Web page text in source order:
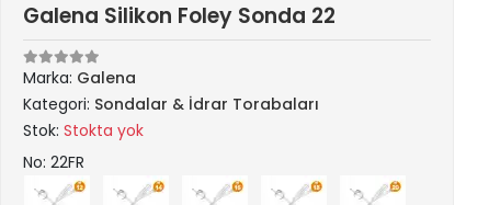
Galena Silikon Foley Sonda 22
Marka: Galena
Kategori: Sondalar & İdrar Torabaları
Stok:Stokta yok
No: 22FR